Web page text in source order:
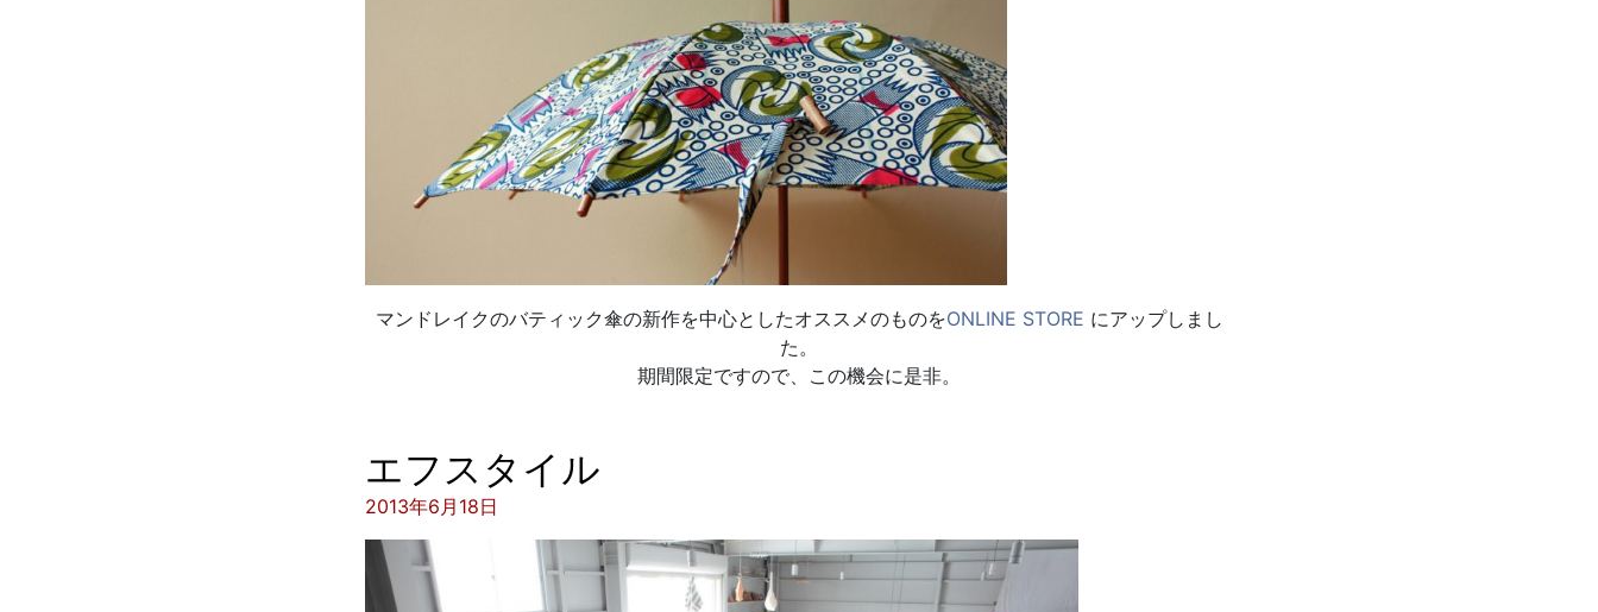
マンドレイクのバティック傘の新作を中心としたオススメのものをONLINE STORE にアップしまし
た。
期間限定ですので、この機会に是非。
エフスタイル
投稿日:
2013年6月18日